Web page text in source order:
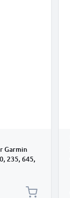
Garmin
235, 645,